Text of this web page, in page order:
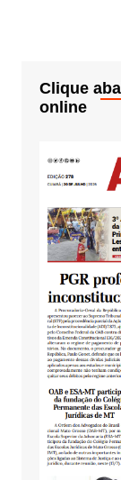
Clique
online